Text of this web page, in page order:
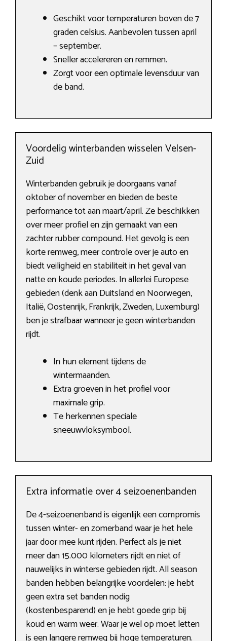
Geschikt voor temperaturen boven de 7
graden celsius. Aanbevolen tussen april
– september.
Sneller accelereren en remmen.
Zorgt voor een optimale levensduur van
de band.
Voordelig winterbanden wisselen Velsen-
Zuid
Winterbanden gebruik je doorgaans vanaf
oktober of november en bieden de beste
performance tot aan maart/april. Ze beschikken
over meer profiel en zijn gemaakt van een
zachter rubber compound. Het gevolg is een
korte remweg, meer controle over je auto en
biedt veiligheid en stabiliteit in het geval van
natte en koude periodes. In allerlei Europese
gebieden (denk aan Duitsland en Noorwegen,
Italië, Oostenrijk, Frankrijk, Zweden, Luxemburg)
ben je strafbaar wanneer je geen winterbanden
rijdt.
In hun element tijdens de
wintermaanden.
Extra groeven in het profiel voor
maximale grip.
Te herkennen speciale
sneeuwvloksymbool.
Extra informatie over 4 seizoenenbanden
De 4-seizoenenband is eigenlijk een compromis
tussen winter- en zomerband waar je het hele
jaar door mee kunt rijden. Perfect als je niet
meer dan 15.000 kilometers rijdt en niet of
nauwelijks in winterse gebieden rijdt. All season
banden hebben belangrijke voordelen: je hebt
geen extra set banden nodig
(kostenbesparend) en je hebt goede grip bij
koud en warm weer. Waar je wel op moet letten